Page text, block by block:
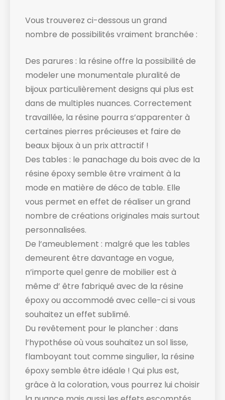
Vous trouverez ci-dessous un grand
nombre de possibilités vraiment branchée :
Des parures : la résine offre la possibilité de
modeler une monumentale pluralité de
bijoux particulièrement designs qui plus est
dans de multiples nuances. Correctement
travaillée, la résine pourra s’apparenter à
certaines pierres précieuses et faire de
beaux bijoux à un prix attractif !
Des tables : le panachage du bois avec de la
résine époxy semble être vraiment à la
mode en matière de déco de table. Elle
vous permet en effet de réaliser un grand
nombre de créations originales mais surtout
personnalisées.
De l’ameublement : malgré que les tables
demeurent être davantage en vogue,
n’importe quel genre de mobilier est à
même d’ être fabriqué avec de la résine
époxy ou accommodé avec celle-ci si vous
souhaitez un effet sublimé.
Du revêtement pour le plancher : dans
l’hypothése où vous souhaitez un sol lisse,
flamboyant tout comme singulier, la résine
époxy semble être idéale ! Qui plus est,
grâce à la coloration, vous pourrez lui choisir